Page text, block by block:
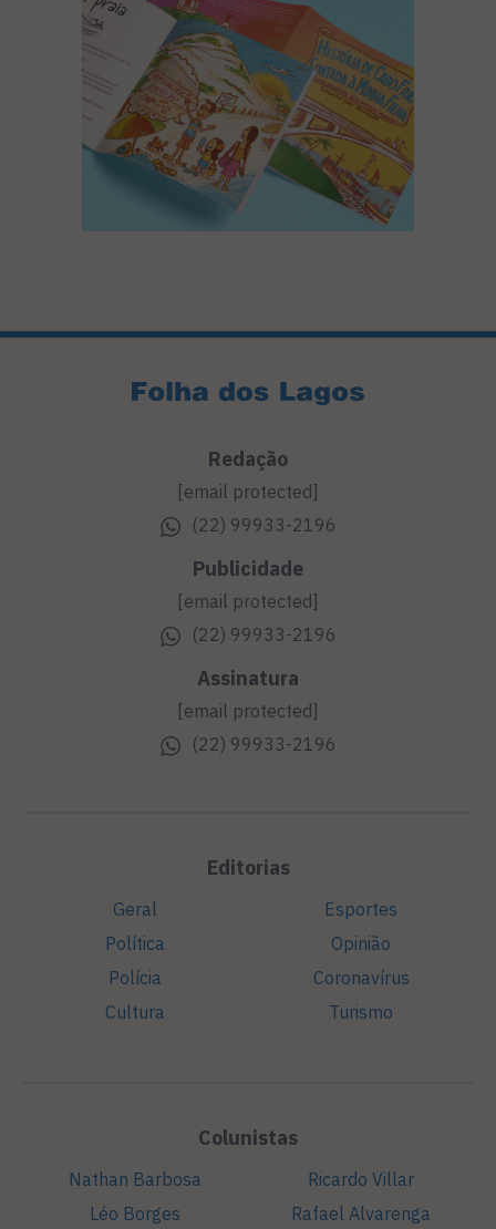
Redação
[email protected]
(22) 99933-2196
Publicidade
[email protected]
(22) 99933-2196
Assinatura
[email protected]
(22) 99933-2196
Editorias
Geral
Política
Polícia
Cultura
Esportes
Opinião
Coronavírus
Turismo
Colunistas
Nathan Barbosa
Léo Borges
Ricardo Villar
Rafael Alvarenga